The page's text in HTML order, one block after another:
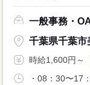
一般事務・
千葉県千葉市
時給1,600円～
・08：30〜17